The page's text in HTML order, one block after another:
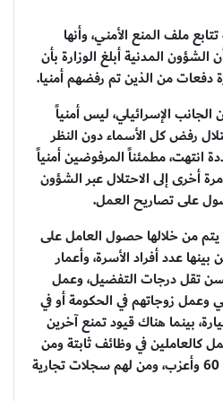
ملف المنع الأمني، وأنها
المدنية أبلغ الوزارة بأن
دفعات من الذين تم رفضهم أمنيا.
الإسرائيلي، ليس أمنياً
رفض كل الأسماء دون النظر
انتهت، مطمئناً المرفوضين أمنياً
أخرى إلى الاحتلال عبر الشؤون
على تصاريح العمل.
يتم من خلالها حصول العامل على
عدد أفراد الأسرة، وأعمار
تقل درجات التفضيل، وعمل
وعمل زوجاتهم في الحكومة أو في
بينما هناك قيود تمنع آخرين
في وظائف ثابتة ومن
أعمارهم تحت 26 أو فوق الـ 60 وأعزب، ومن لهم سجلات تجارية